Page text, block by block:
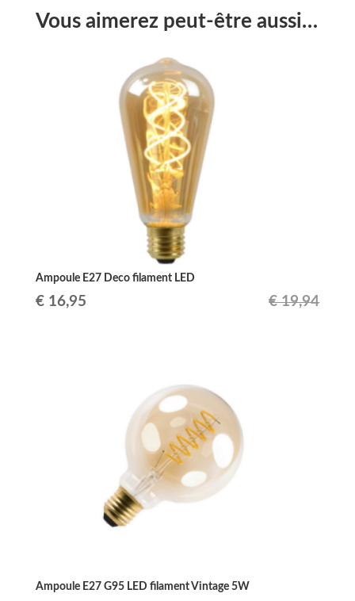
Vous aimerez peut-être aussi…
Ampoule E27 Deco filament LED
€19,94
Le
€16,95Le
€ 16,95.
Ampoule E27 G95 LED filament Vintage 5W